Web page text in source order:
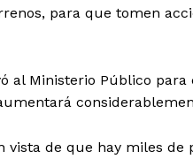
para que tomen
al Ministerio Público
de que hay miles de